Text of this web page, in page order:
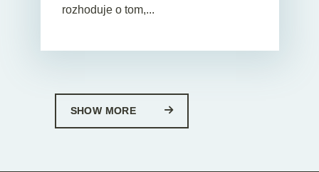
rozhoduje o tom,...
SHOW MORE